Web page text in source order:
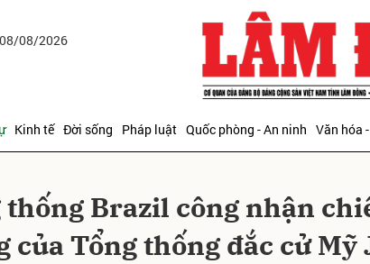
08/08/2026
Kinh tế Đời sống Pháp luật Quốc phòng - An ninh Văn hóa
thống Brazil công nhận
của Tổng thống đắc cử Mỹ
Gửi bình luận